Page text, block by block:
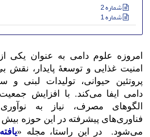
شماره 2
شماره 1
امروزه علوم دامی به عنوان یکی
امنیت غذایی و توسعۀ پایدار، نقش
پروتئین حیوانی، تولیدات لبنی و
دامی ایفا می‌کند. با افزایش
الگوهای مصرف، نیاز به
فناوری‌های پیشرفته در این حوزه
می‌شود. در این راستا، مجله «